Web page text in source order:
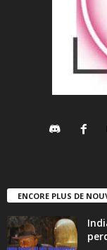
ENCORE PLUS DE